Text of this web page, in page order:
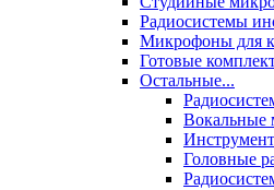
Радиосистемы
Микрофоны для
Готовые
Остальные...
Вокальные
Головные